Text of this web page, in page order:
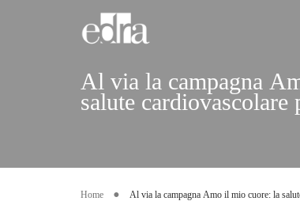
Al via la campagna
salute cardiovascolare
Home Al via la campagna Amo il mio cuore: la